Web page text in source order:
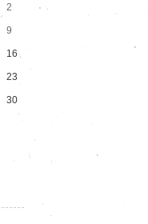
2
9
16
23
30